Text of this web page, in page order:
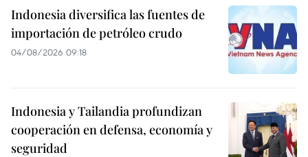
Indonesia diversifica las fuentes de
importación de petróleo crudo
04/08/2026 09:18
Indonesia y Tailandia profundizan
cooperación en defensa, economía y
seguridad